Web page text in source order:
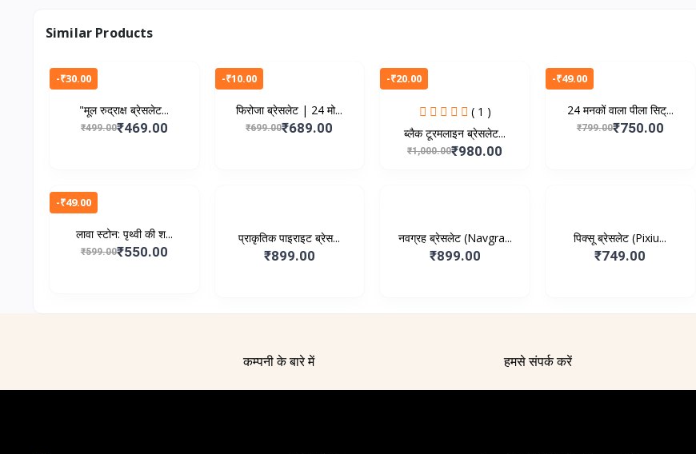
Similar Products
-₹30.00
"मूल रुद्राक्ष ब्रेसलेट...
₹499.00₹469.00
-₹10.00
फिरोजा ब्रेसलेट | 24 मो...
₹699.00₹689.00
-₹20.00
( 1 )
ब्लैक टूरमलाइन ब्रेसलेट...
₹1,000.00₹980.00
-₹49.00
24 मनकों वाला पीला सिट्...
₹799.00₹750.00
-₹49.00
लावा स्टोन: पृथ्वी की श...
₹599.00₹550.00
प्राकृतिक पाइराइट ब्रेस...
₹899.00
नवग्रह ब्रेसलेट (Navgra...
₹899.00
पिक्सू ब्रेसलेट (Pixiu...
₹749.00
कम्पनी के बारे में हमसे संपर्क करें